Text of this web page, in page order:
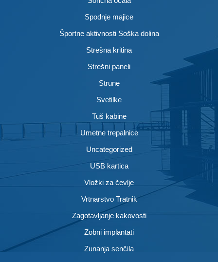
Spodnje majice
Športne aktivnosti Soška dolina
Strešna kritina
Strešni paneli
Strune
Svetilke
Tuš kabine
Umetne trepalnice
Uncategorized
USB kartica
Vložki za čevlje
Vrtnarstvo Tratnik
Zagotavljanje kakovosti
Zobni implantati
Zunanja senčila